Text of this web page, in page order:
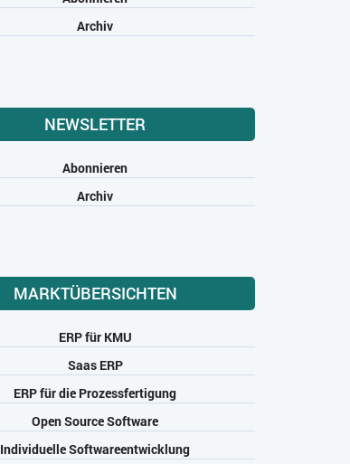
Archiv
NEWSLETTER
Abonnieren
Archiv
MARKTÜBERSICHTEN
ERP für KMU
Saas ERP
ERP für die Prozessfertigung
Open Source Software
Individuelle Softwareentwicklung